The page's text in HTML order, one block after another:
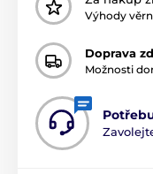
Výhody
Doprava
Možnosti